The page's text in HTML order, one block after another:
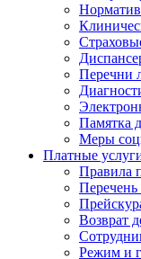
Перечни
Памятка
Меры
Платные
Правила
Возврат
Режим и